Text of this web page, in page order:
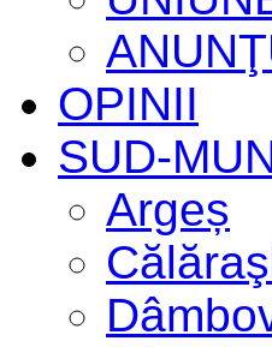
OPINII
SUD-
Argeș